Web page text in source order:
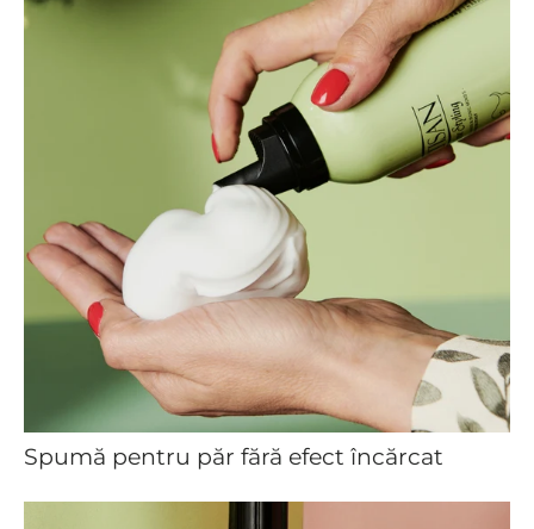
Spumă pentru păr fără efect încărcat